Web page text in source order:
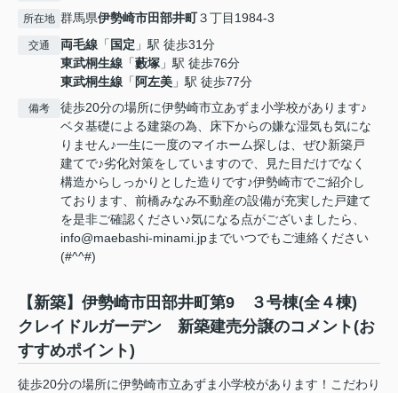
所在地 群馬県伊勢崎市田部井町３丁目1984-3
交通 両毛線 「 国定 」駅 徒歩31分
東武桐生線 「藪塚 」駅 徒歩76分
東武桐生線 「 阿左美 」駅 徒歩77分
備考
徒歩20分の場所に伊勢崎市立あずま小学校があります♪
ベタ基礎による建築の為、床下からの嫌な湿気も気にな
りません♪一生に一度のマイホーム探しは、ぜひ新築戸
建てで♪劣化対策をしていますので、見た目だけでなく
構造からしっかりとした造りです♪伊勢崎市でご紹介し
ております、前橋みなみ不動産の設備が充実した戸建て
を是非ご確認ください♪気になる点がございましたら、
info@maebashi-minami.jpまでいつでもご連絡ください
(#^^#)
【新築】伊勢崎市田部井町第9 ３号棟(全４棟)
クレイドルガーデン 新築建売分譲のコメント(お
すすめポイント)
徒歩20分の場所に伊勢崎市立あずま小学校があります！こだわり